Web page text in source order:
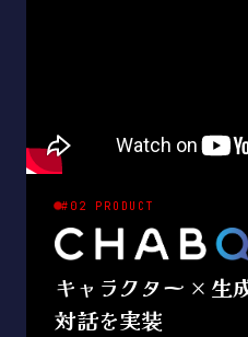
#02 PRODUCT
キャラクター × 生
対話を実装